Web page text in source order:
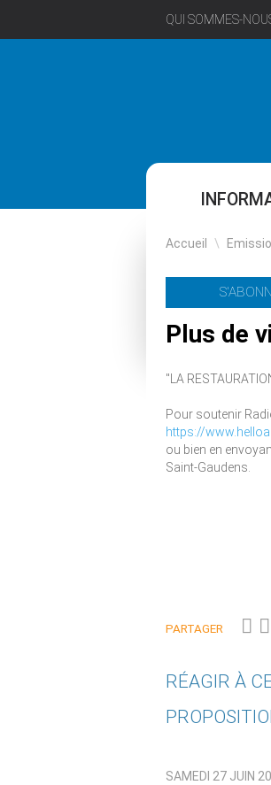
QUI SOMMES-
Accueil \
Plus de
"LA
Pour soutenir
https://
ou bien en
Saint-Gaudens.
PARTAGER
RÉAGIR À
SAMEDI 27 JUIN